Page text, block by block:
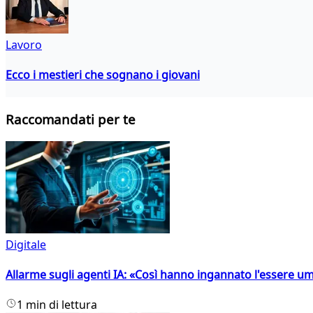
Lavoro
Ecco i mestieri che sognano i giovani
Raccomandati per te
Digitale
Allarme sugli agenti IA: «Così hanno ingannato l'essere
1 min di lettura